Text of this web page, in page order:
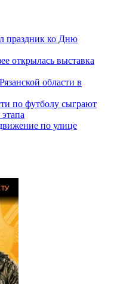
праздник ко Дню
открылась выставка
области в
по футболу сыграют
по улице